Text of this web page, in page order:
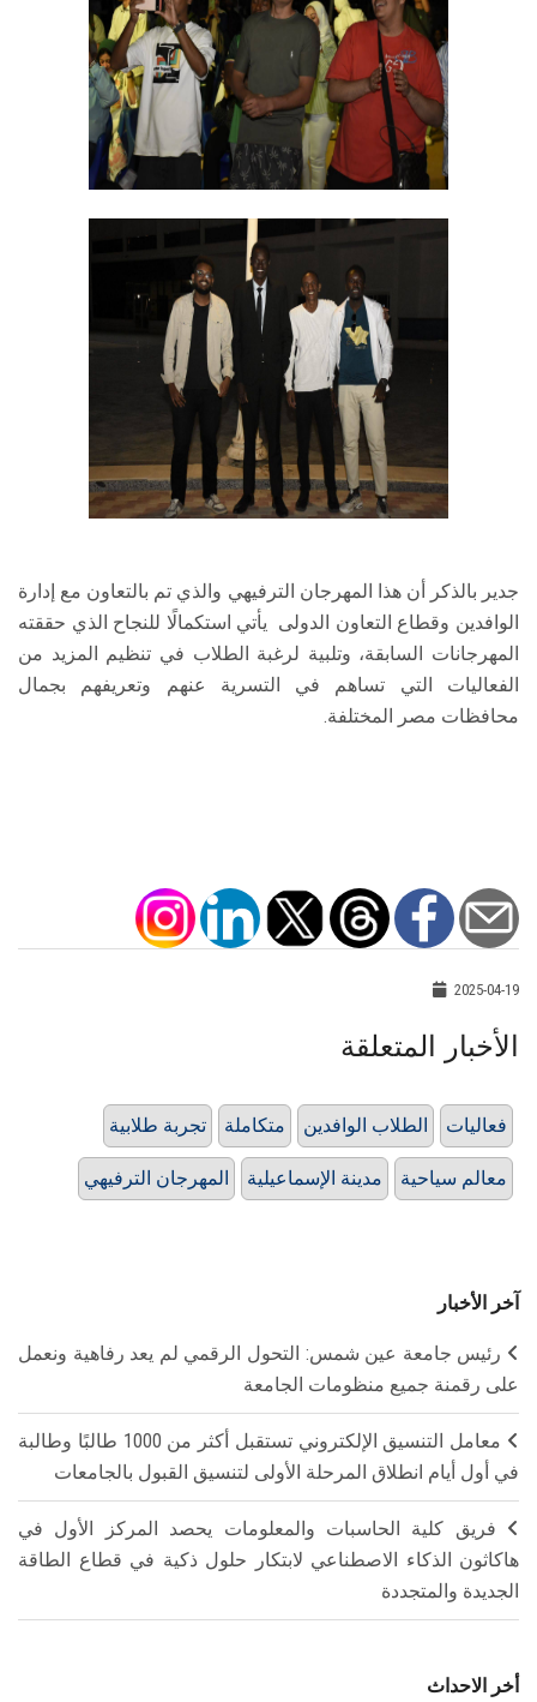
جدير بالذكر أن هذا المهرجان الترفيهي والذي تم بالتعاون مع إدارة
الوافدين وقطاع التعاون الدولى يأتي استكمالًا للنجاح الذي حققته
المهرجانات السابقة، وتلبية لرغبة الطلاب في تنظيم المزيد من
الفعاليات التي تساهم في التسرية عنهم وتعريفهم بجمال
محافظات مصر المختلفة.
2025-04-19
الأخبار المتعلقة
تجربة طلابية متكاملة الطلاب الوافدين فعاليات
المهرجان الترفيهي مدينة الإسماعيلية معالم سياحية
آخر الأخبار
رئيس جامعة عين شمس: التحول الرقمي لم يعد رفاهية ونعمل
على رقمنة جميع منظومات الجامعة
معامل التنسيق الإلكتروني تستقبل أكثر من 1000 طالبًا وطالبة
في أول أيام انطلاق المرحلة الأولى لتنسيق القبول بالجامعات
فريق كلية الحاسبات والمعلومات يحصد المركز الأول في
هاكاثون الذكاء الاصطناعي لابتكار حلول ذكية في قطاع الطاقة
الجديدة والمتجددة
أخر الاحداث